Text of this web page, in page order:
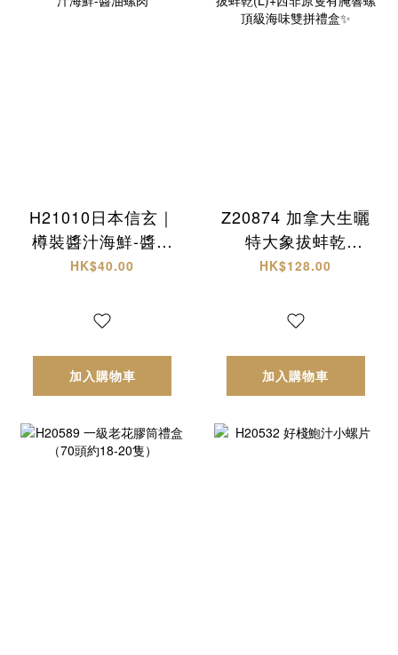
H21010日本信玄｜
樽裝醬汁海鮮-醬油
螺肉
HK$40.00
加入購物車
Z20874 加拿大生曬
特大象拔蚌乾
(L)+西非原隻有腌
禮盒✨
HK$128.00
加入購物車